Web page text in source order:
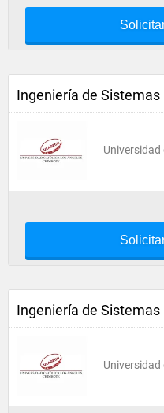
Ingeniería de Sistemas
Universidad
Ingeniería de Sistemas
Universidad